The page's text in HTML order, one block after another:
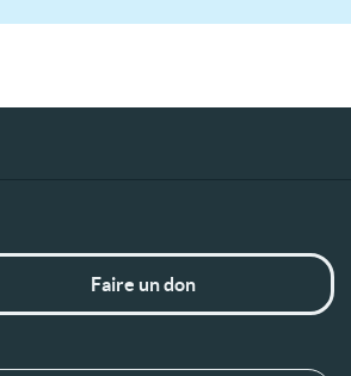
Faire un don